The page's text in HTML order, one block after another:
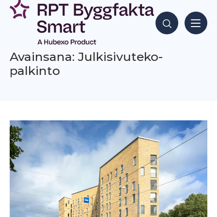
Siirry
sisältöön
Hae sisältöjä
Avainsana: Julkisivuteko-
palkinto